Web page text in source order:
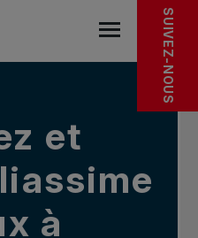
SUIVEZ-NOUS
et
à